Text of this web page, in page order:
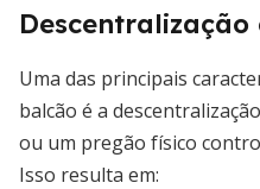
Uma das principais
balcão é a
ou um pregão físico
Isso resulta em: